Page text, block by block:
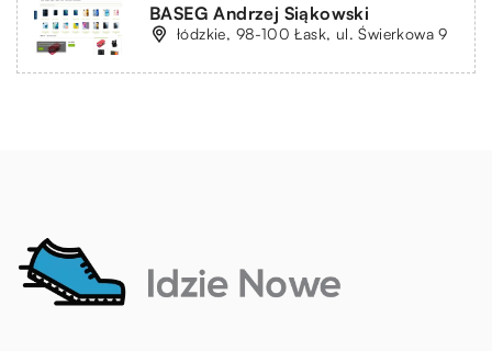
BASEG Andrzej Siąkowski
łódzkie, 98-100 Łask, ul. Świerkowa 9